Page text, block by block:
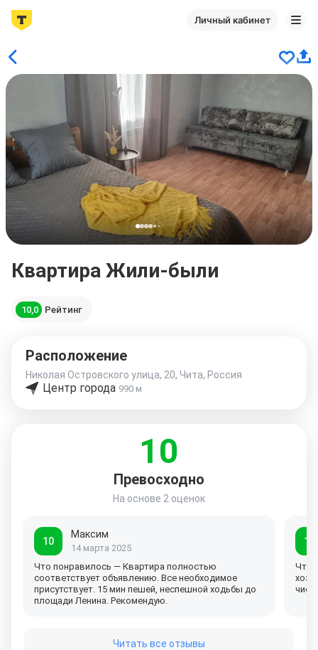
Личный кабинет
Квартира Жили-были
10,0 Рейтинг
Расположение
Николая Островского улица, 20, Чита, Россия
Центр города 990 м
10
Превосходно
На основе 2 оценок
10
Максим
14 марта 2025
Что понравилось — Квартира полностью
соответствует объявлению. Все необходимое
присутствует. 15 мин пешей, неспешной ходьбы до
площади Ленина. Рекомендую.
10
Что
Читать все отзывы